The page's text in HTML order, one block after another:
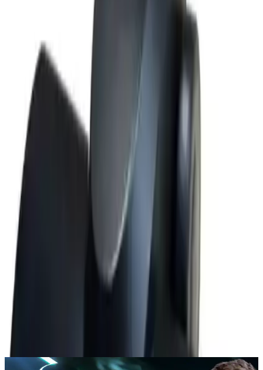
Sonuç ve Tavsiyeler
Arnica Tesla/tesla Premium Turbo Emici Başlık, temizlikte yüksek
performans arayanlar için idealdir. Özellikle halı ve sert zeminlerde
etkili sonuçlar sağlar. Saç ve kıl toplama konusunda başarılıdır ve
kullanımı oldukça pratiktir. Ancak bazı kullanıcıların yaşadığı ses ve
donma sorunları, ürünün uzun vadeli dayanıklılığı hakkında soru
işaretleri uyandırmaktadır.
Kullanıcı beklentilerine göre, ürünün ilk etapta temizlik performansı
göz önüne alınırsa, tercih edilebilirliği yüksektir. Ancak, olası teknik
sorunlar ve ses problemleri göz önüne alınmalı ve satın almadan
önce dikkatli değerlendirme yapılmalıdır. Sonuç olarak, Arnica Tesla
Turbo Emici Başlık, temizlikte verimlilik ve pratiklik arayanlar için
iyi bir alternatif olarak öne çıkmaktadır.
Paylaş:
Yorumlar:
Yorum
Ayın popüler yazıları